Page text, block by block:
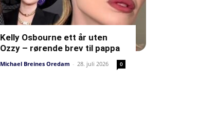
Kelly Osbourne ett år uten
Ozzy – rørende brev til pappa
Michael Breines Oredam - 28. juli 2026 0